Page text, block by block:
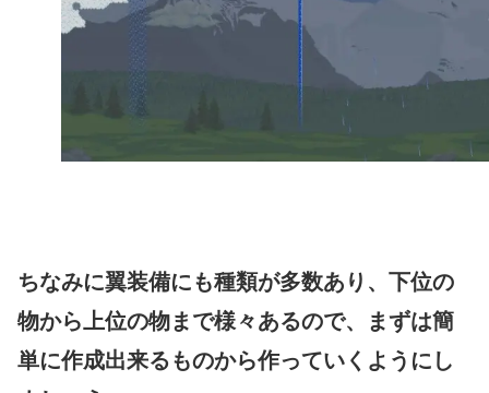
ちなみに翼装備にも種類が多数あり、下位の
物から上位の物まで様々あるので、まずは簡
単に作成出来るものから作っていくようにし